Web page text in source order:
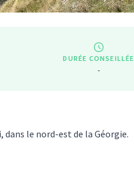
DURÉE CONSEILLÉE
-
le nord-est de la Géorgie.